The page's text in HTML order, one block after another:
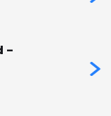
–